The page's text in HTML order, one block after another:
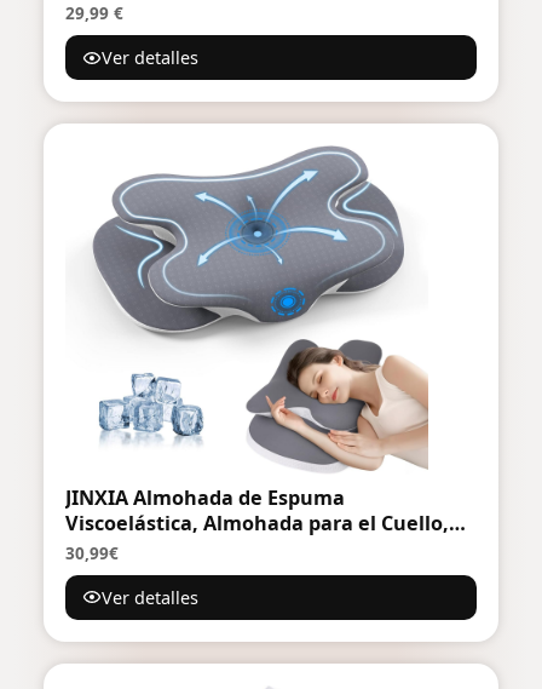
Funda Lavable Aloe Vera Alivio Dolor
Cuello y Hombros Postura Correcta Suave
Firme Higienica Adaptable
29,99 €
Ver detalles
JINXIA Almohada de Espuma
Viscoelástica, Almohada para el Cuello,
Almohada Ortopédica Ergonómica de
Soporte para el Cuello para Personas Que
Duermen de Lado, Boca Arriba y Boca
Abajo
30,99€
Ver detalles